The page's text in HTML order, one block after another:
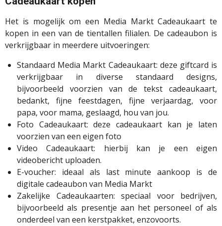
Het is mogelijk om een Media Markt Cadeaukaart te
kopen in een van de tientallen filialen. De cadeaubon is
verkrijgbaar in meerdere uitvoeringen:
Standaard Media Markt Cadeaukaart: deze giftcard is
verkrijgbaar in diverse standaard designs,
bijvoorbeeld voorzien van de tekst cadeaukaart,
bedankt, fijne feestdagen, fijne verjaardag, voor
papa, voor mama, geslaagd, hou van jou.
Foto Cadeaukaart: deze cadeaukaart kan je laten
voorzien van een eigen foto
Video Cadeaukaart: hierbij kan je een eigen
videobericht uploaden.
E-voucher: ideaal als last minute aankoop is de
digitale cadeaubon van Media Markt
Zakelijke Cadeaukaarten: speciaal voor bedrijven,
bijvoorbeeld als presentje aan het personeel of als
onderdeel van een kerstpakket, enzovoorts.